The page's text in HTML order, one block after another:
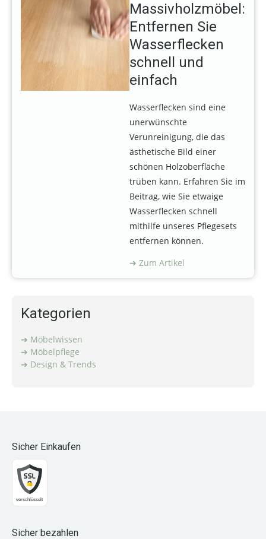
Massivholzmöbel:
Entfernen Sie
Wasserflecken
schnell und
einfach
Wasserflecken sind eine
unerwünschte
Verunreinigung, die das
ästhetische Bild einer
schönen Holzoberfläche
trüben kann. Erfahren Sie im
Beitrag, wie Sie etwaige
Wasserflecken schnell
mithilfe unseres Pflegesets
entfernen können.
Zum Artikel
Kategorien
Möbelwissen
Möbelpflege
Design & Trends
Sicher Einkaufen
Sicher bezahlen